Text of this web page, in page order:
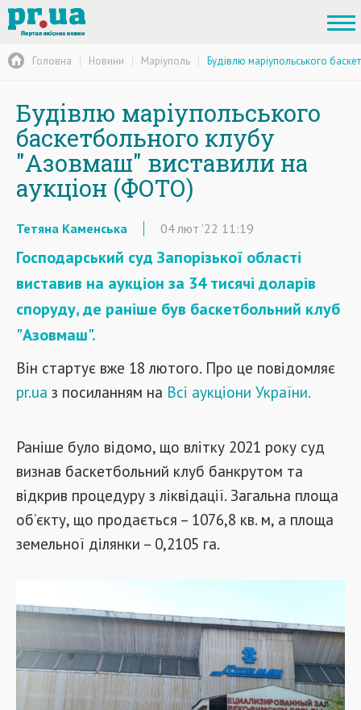
Головна Новини Маріуполь Будівлю маріупольського
Будівлю маріупольського
баскетбольного клубу
"Азовмаш" виставили на
аукціон (ФОТО)
Тетяна Каменська 04лют '22 11:19
Господарський суд Запорізької області
виставив на аукціон за 34 тисячі доларів
споруду, де раніше був баскетбольний клуб
"Азовмаш".
Він стартує вже 18 лютого. Про це повідомляє
pr.ua з посиланням на Всі аукціони України.
Раніше було відомо, що влітку 2021 року суд
визнав баскетбольний клуб банкрутом та
відкрив процедуру з ліквідації. Загальна площа
об’єкту, що продається – 1076,8 кв. м, а площа
земельної ділянки – 0,2105 га.